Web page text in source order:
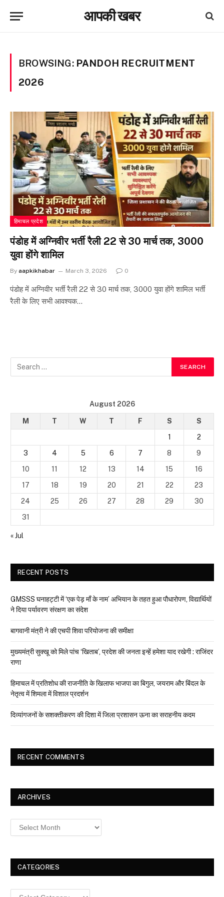
आपकी खबर
BROWSING: PANDOH RECRUITMENT
2026
हिमाचल प्रदेश
पंडोह में अग्निवीर भर्ती रैली 22 से 30 मार्च तक, 3000
युवा होंगे शामिल
By aapkikhabar March 3, 2026 0
पंडोह में अग्निवीर भर्ती रैली 22 से 30 मार्च तक, 3000 युवा होंगे शामिल भर्ती
रैली के लिए सभी आवश्यक…
August 2026
M T W T F S
S
1
2
3
4 5 6 7 8
9
10
11 12 13 14 15
16
17
18 19 20 21 22
23
24
25 26 27 28 29
30
31
« Jul
RECENT POSTS
GMSSS घनाहट्टी में ‘एक पेड़ माँ के नाम’ अभियान के तहत हुआ पौधारोपण, विद्यार्थियों
ने दिया पर्यावरण संरक्षण का संदेश
बागवानी मंत्री ने की एचपी शिवा परियोजना की समीक्षा
मुख्यमंत्री सुक्खू को मिले पांच ‘खिताब’, प्रदेश की जनता इन्हें हमेशा याद रखेगी : राजिंदर
राणा
हिमाचल में प्रतिशोध की राजनीति के खिलाफ भाजपा का बिगुल, जयराम और बिंदल के
नेतृत्व में शिमला में विशाल प्रदर्शन
दिव्यांगजनों के सशक्तीकरण की दिशा में जिला प्रशासन ऊना का सराहनीय कदम
RECENT COMMENTS
ARCHIVES
Archives
CATEGORIES
Categories